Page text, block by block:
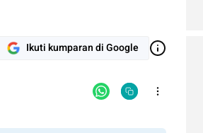
Ikuti kumparan di Google